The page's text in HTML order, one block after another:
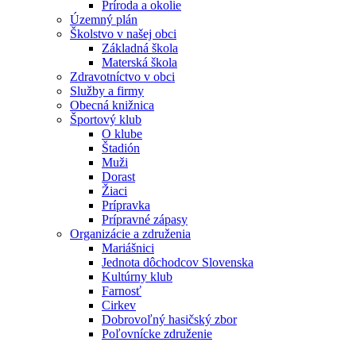
Príroda a okolie
Územný plán
Školstvo v našej obci
Základná škola
Materská škola
Zdravotníctvo v obci
Služby a firmy
Obecná knižnica
Športový klub
O klube
Štadión
Muži
Dorast
Žiaci
Prípravka
Prípravné zápasy
Organizácie a združenia
Mariášnici
Jednota dôchodcov Slovenska
Kultúrny klub
Farnosť
Cirkev
Dobrovoľný hasičský zbor
Poľovnícke združenie